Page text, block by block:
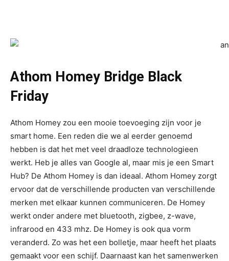
Athom Homey Bridge Black
Friday
Athom Homey zou een mooie toevoeging zijn voor je
smart home. Een reden die we al eerder genoemd
hebben is dat het met veel draadloze technologieen
werkt. Heb je alles van Google al, maar mis je een Smart
Hub? De Athom Homey is dan ideaal. Athom Homey zorgt
ervoor dat de verschillende producten van verschillende
merken met elkaar kunnen communiceren. De Homey
werkt onder andere met bluetooth, zigbee, z-wave,
infrarood en 433 mhz. De Homey is ook qua vorm
veranderd. Zo was het een bolletje, maar heeft het plaats
gemaakt voor een schijf. Daarnaast kan het samenwerken